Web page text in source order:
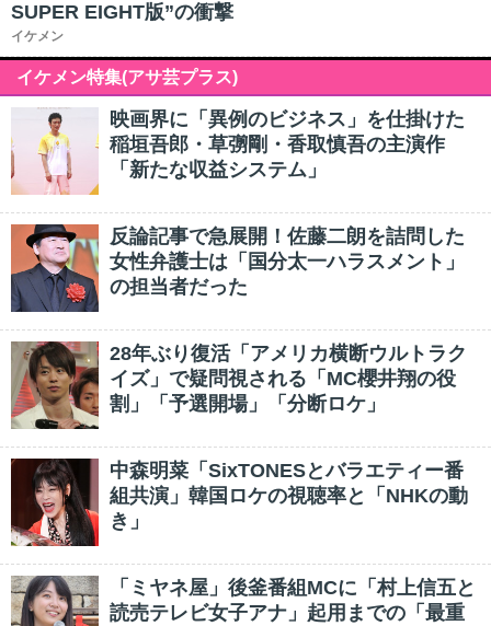
SUPER EIGHT版”の衝撃
イケメン
イケメン特集(アサ芸プラス)
映画界に「異例のビジネス」を仕掛けた
稲垣吾郎・草彅剛・香取慎吾の主演作
「新たな収益システム」
反論記事で急展開！佐藤二朗を詰問した
女性弁護士は「国分太一ハラスメント」
の担当者だった
28年ぶり復活「アメリカ横断ウルトラク
イズ」で疑問視される「MC櫻井翔の役
割」「予選開場」「分断ロケ」
中森明菜「SixTONESとバラエティー番
組共演」韓国ロケの視聴率と「NHKの動
き」
「ミヤネ屋」後釜番組MCに「村上信五と
読売テレビ女子アナ」起用までの「最重